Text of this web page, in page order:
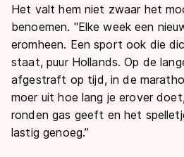
Het valt hem niet zwaar het
benoemen. "Elke week een
eromheen. Een sport ook die
staat, puur Hollands. Op de
afgestraft op tijd, in de
moer uit hoe lang je erover
ronden gas geeft en het
lastig genoeg.’’